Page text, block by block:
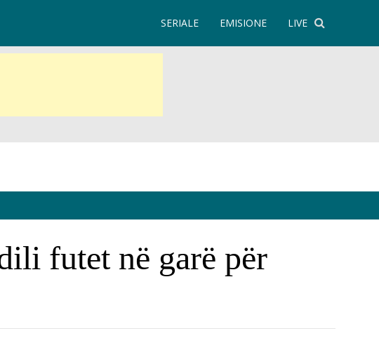
LIVE
EMISIONE
SERIALE
futet në garë për